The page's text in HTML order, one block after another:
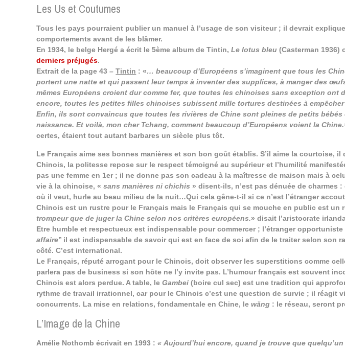
Les Us et Coutumes
Tous les pays pourraient publier un manuel à l’usage de son visiteur ; il devrait
comportements avant de les blâmer.
En 1934, le belge Hergé a écrit le 5ème album de Tintin,Le lotus bleu (Casterman 1936)
derniers préjugés.
Extrait de la page 43 –Tintin : «… beaucoup d’Européens s’imaginent que tous les
portent une natte et qui passent leur temps à inventer des supplices, à manger des
mêmes Européens croient dur comme fer, que toutes les chinoises sans exception ont
encore, toutes les petites filles chinoises subissent mille tortures destinées à
Enfin, ils sont convaincus que toutes les rivières de Chine sont pleines de petits bébés
naissance. Et voilà, mon cher Tchang, comment beaucoup d’Européens voient la Chine.
certes, étaient tout autant barbares un siècle plus tôt.
Le Français aime ses bonnes manières et son bon goût établis. S’il aime la courtoise,
Chinois, la politesse repose sur le respect témoigné au supérieur et l’humilité
pas une femme en 1er ; il ne donne pas son cadeau à la maîtresse de maison mais à
vie à la chinoise, «sans manières ni chichis » disent-ils, n’est pas dénuée de charmes
où il veut, hurle au beau milieu de la nuit…Qui cela gêne-t-il si ce n’est l’étranger
Chinois est un rustre pour le Français mais le Français qui se mouche en public est un
trompeur que de juger la Chine selon nos critères européens.» disait l’aristocrate
Etre humble et respectueux est indispensable pour commercer ; l’étranger opportuniste
affaire’’ il est indispensable de savoir qui est en face de soi afin de le traiter selon son
côté. C’est international.
Le Français, réputé arrogant pour le Chinois, doit observer les superstitions comme
parlera pas de business si son hôte ne l’y invite pas. L’humour français est souvent
Chinois est alors perdue. A table, leGambei (boire cul sec) est une tradition qui
rythme de travail irrationnel, car pour le Chinois c’est une question de survie ; il réagit
concurrents. La mise en relations, fondamentale en Chine, le wǎng : le réseau, seront
L’Image de la Chine
Amélie Nothomb écrivait en 1993 : « Aujourd’hui encore, quand je trouve que